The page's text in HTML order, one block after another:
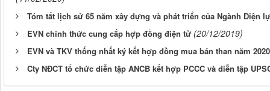
Tóm tắt lịch sử 65 năm xây dựng và phát triển của Ngành Điện
EVN chính thức cung cấp hợp đồng điện tử (20/12/2019)
EVN và TKV thống nhất ký kết hợp đồng mua bán than năm
Cty NĐCT tổ chức diễn tập ANCB kết hợp PCCC và diễn tập